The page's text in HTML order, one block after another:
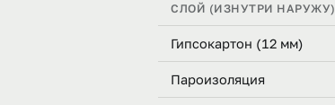
СЛОЙ (ИЗНУТРИ НАРУЖУ)
Гипсокартон (12 мм)
Пароизоляция